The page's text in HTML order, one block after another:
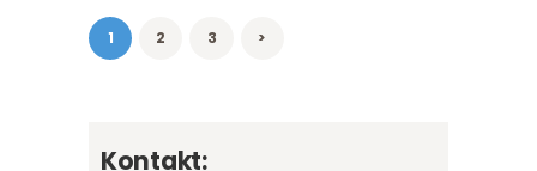
pro
příspěvky
PAGE
1 PAGE
2 PAGE
3 >
Kontakt: